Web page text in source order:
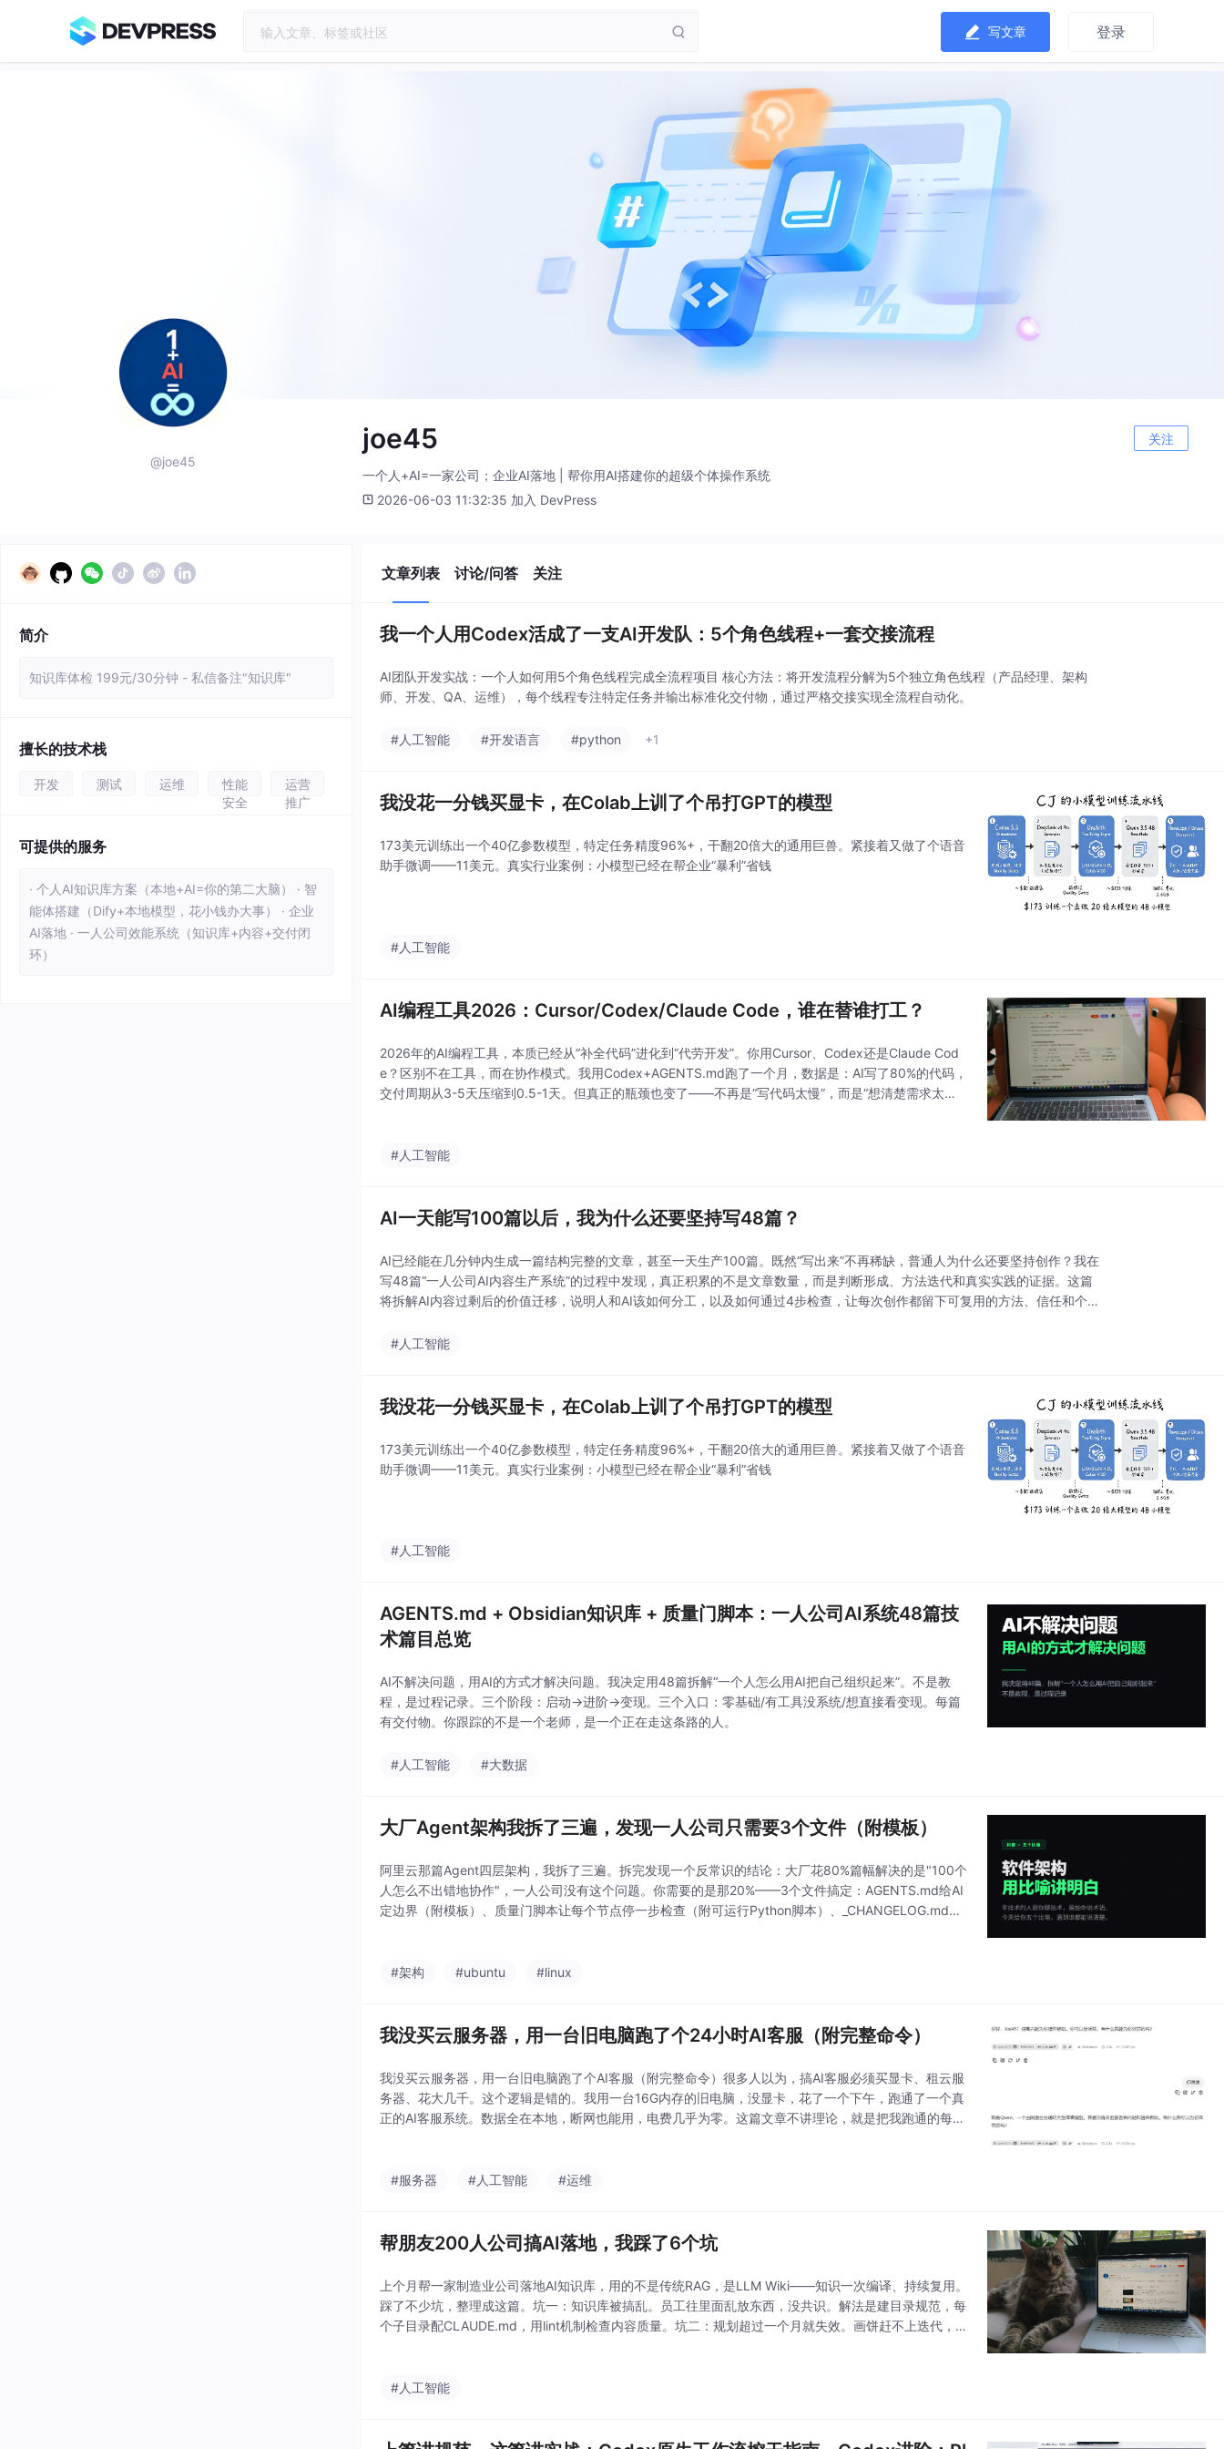
写文章 登录
@joe45
joe45 关注
一个人+AI=一家公司；企业AI落地 | 帮你用AI搭建你的超级个体操作系统
2026-06-03 11:32:35 加入 DevPress
简介
知识库体检 199元/30分钟 - 私信备注"知识库"
擅长的技术栈
开发 测试 运维
性能
安全
运营
推广
可提供的服务
· 个人AI知识库方案（本地+AI=你的第二大脑） · 智
能体搭建（Dify+本地模型，花小钱办大事） · 企业
AI落地 · 一人公司效能系统（知识库+内容+交付闭
环）
文章列表 讨论/问答 关注
我一个人用Codex活成了一支AI开发队：5个角色线程+一套交接流程
AI团队开发实战：一个人如何用5个角色线程完成全流程项目 核心方法：将开发流程分解为5个独立角色线程（产品经理、架构
师、开发、QA、运维），每个线程专注特定任务并输出标准化交付物，通过严格交接实现全流程自动化。
#人工智能 #开发语言 #python +1
我没花一分钱买显卡，在Colab上训了个吊打GPT的模型
173美元训练出一个40亿参数模型，特定任务精度96%+，干翻20倍大的通用巨兽。紧接着又做了个语音
助手微调——11美元。真实行业案例：小模型已经在帮企业“暴利”省钱
#人工智能
AI编程工具2026：Cursor/Codex/Claude Code，谁在替谁打工？
2026年的AI编程工具，本质已经从“补全代码”进化到“代劳开发”。你用Cursor、Codex还是Claude Cod
e？区别不在工具，而在协作模式。我用Codex+AGENTS.md跑了一个月，数据是：AI写了80%的代码，
交付周期从3-5天压缩到0.5-1天。但真正的瓶颈也变了——不再是“写代码太慢”，而是“想清楚需求太
#人工智能
AI一天能写100篇以后，我为什么还要坚持写48篇？
AI已经能在几分钟内生成一篇结构完整的文章，甚至一天生产100篇。既然“写出来”不再稀缺，普通人为什么还要坚持创作？我在
写48篇“一人公司AI内容生产系统”的过程中发现，真正积累的不是文章数量，而是判断形成、方法迭代和真实实践的证据。这篇
将拆解AI内容过剩后的价值迁移，说明人和AI该如何分工，以及如何通过4步检查，让每次创作都留下可复用的方法、信任和个
#人工智能
我没花一分钱买显卡，在Colab上训了个吊打GPT的模型
173美元训练出一个40亿参数模型，特定任务精度96%+，干翻20倍大的通用巨兽。紧接着又做了个语音
助手微调——11美元。真实行业案例：小模型已经在帮企业“暴利”省钱
#人工智能
AGENTS.md + Obsidian知识库 + 质量门脚本：一人公司AI系统48篇技
术篇目总览
AI不解决问题，用AI的方式才解决问题。我决定用48篇拆解“一个人怎么用AI把自己组织起来”。不是教
程，是过程记录。三个阶段：启动→进阶→变现。三个入口：零基础/有工具没系统/想直接看变现。每篇
有交付物。你跟踪的不是一个老师，是一个正在走这条路的人。
#人工智能 #大数据
大厂Agent架构我拆了三遍，发现一人公司只需要3个文件（附模板）
阿里云那篇Agent四层架构，我拆了三遍。拆完发现一个反常识的结论：大厂花80%篇幅解决的是"100个
人怎么不出错地协作"，一人公司没有这个问题。你需要的是那20%——3个文件搞定：AGENTS.md给AI
定边界（附模板）、质量门脚本让每个节点停一步检查（附可运行Python脚本）、_CHANGELOG.md记
#架构 #ubuntu #linux
我没买云服务器，用一台旧电脑跑了个24小时AI客服（附完整命令）
我没买云服务器，用一台旧电脑跑了个AI客服（附完整命令）很多人以为，搞AI客服必须买显卡、租云服
务器、花大几千。这个逻辑是错的。我用一台16G内存的旧电脑，没显卡，花了一个下午，跑通了一个真
正的AI客服系统。数据全在本地，断网也能用，电费几乎为零。这篇文章不讲理论，就是把我跑通的每一
#服务器
#人工智能 #运维
帮朋友200人公司搞AI落地，我踩了6个坑
上个月帮一家制造业公司落地AI知识库，用的不是传统RAG，是LLM Wiki——知识一次编译、持续复用。
踩了不少坑，整理成这篇。坑一：知识库被搞乱。员工往里面乱放东西，没共识。解法是建目录规范，每
个子目录配CLAUDE.md，用lint机制检查内容质量。坑二：规划超过一个月就失效。画饼赶不上迭代，不
#人工智能